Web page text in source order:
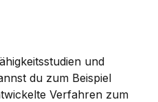
und
du zum Beispiel
Verfahren zum